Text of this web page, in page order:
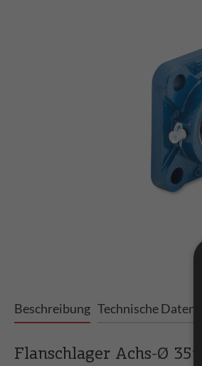
Beschreibung Technische Daten
Flanschlager Achs-Ø